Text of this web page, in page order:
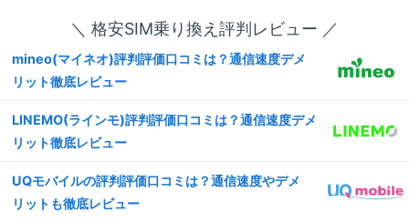
＼ 格安SIM乗り換え評判レビュー ／
mineo(マイネオ)評判評価口コミは？通信速度デメ
リット徹底レビュー
LINEMO(ラインモ)評判評価口コミは？通信速度デメ
リット徹底レビュー
UQモバイルの評判評価口コミは？通信速度やデメ
リットも徹底レビュー